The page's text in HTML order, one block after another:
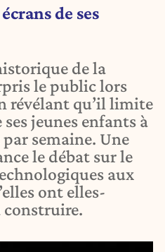
de ses
de la
le public lors
révélant qu’il limite
jeunes enfants à
semaine. Une
le débat sur le
aux
ont elles-
construire.